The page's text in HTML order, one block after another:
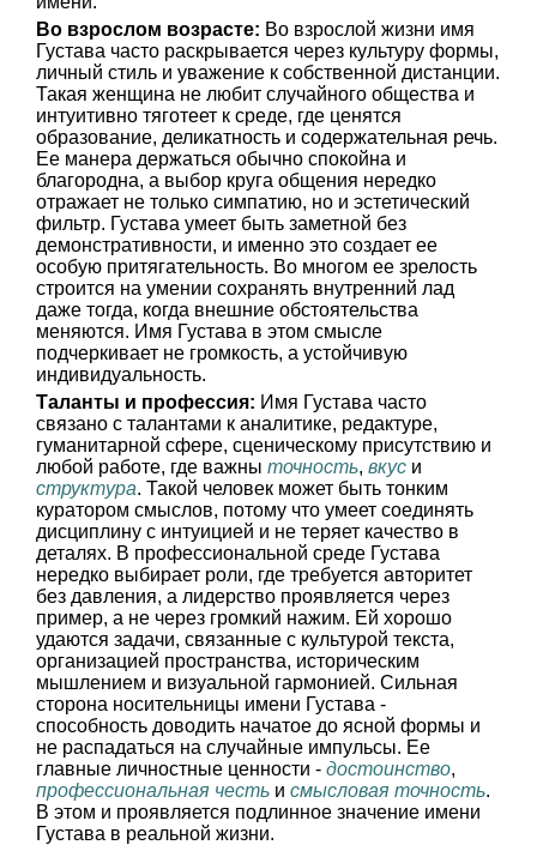
Во взрослом возрасте: Во взрослой жизни имя
Густава часто раскрывается через культуру формы,
личный стиль и уважение к собственной дистанции.
Такая женщина не любит случайного общества и
интуитивно тяготеет к среде, где ценятся
образование, деликатность и содержательная речь.
Ее манера держаться обычно спокойна и
благородна, а выбор круга общения нередко
отражает не только симпатию, но и эстетический
фильтр. Густава умеет быть заметной без
демонстративности, и именно это создает ее
особую притягательность. Во многом ее зрелость
строится на умении сохранять внутренний лад
даже тогда, когда внешние обстоятельства
меняются. Имя Густава в этом смысле
подчеркивает не громкость, а устойчивую
индивидуальность.
Таланты и профессия: Имя Густава часто
связано с талантами к аналитике, редактуре,
гуманитарной сфере, сценическому присутствию и
любой работе, где важны точность, вкус и
структура. Такой человек может быть тонким
куратором смыслов, потому что умеет соединять
дисциплину с интуицией и не теряет качество в
деталях. В профессиональной среде Густава
нередко выбирает роли, где требуется авторитет
без давления, а лидерство проявляется через
пример, а не через громкий нажим. Ей хорошо
удаются задачи, связанные с культурой текста,
организацией пространства, историческим
мышлением и визуальной гармонией. Сильная
сторона носительницы имени Густава -
способность доводить начатое до ясной формы и
не распадаться на случайные импульсы. Ее
главные личностные ценности - достоинство,
профессиональная честь и смысловая точность.
В этом и проявляется подлинное значение имени
Густава в реальной жизни.